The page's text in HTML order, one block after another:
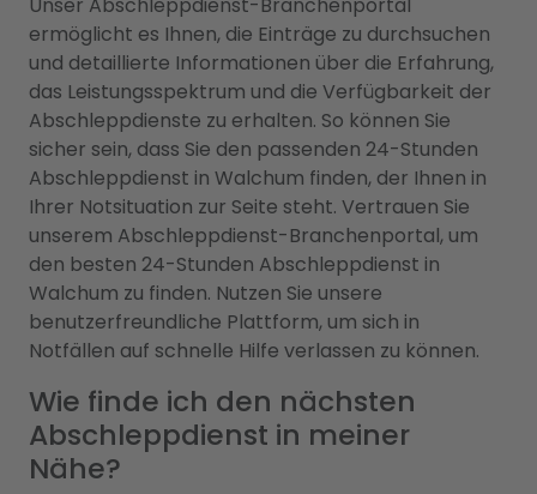
ermöglicht es Ihnen, die Einträge zu durchsuchen
und detaillierte Informationen über die Erfahrung,
das Leistungsspektrum und die Verfügbarkeit der
Abschleppdienste zu erhalten. So können Sie
sicher sein, dass Sie den passenden 24-Stunden
Abschleppdienst in Walchum finden, der Ihnen in
Ihrer Notsituation zur Seite steht. Vertrauen Sie
unserem Abschleppdienst-Branchenportal, um
den besten 24-Stunden Abschleppdienst in
Walchum zu finden. Nutzen Sie unsere
benutzerfreundliche Plattform, um sich in
Notfällen auf schnelle Hilfe verlassen zu können.
Wie finde ich den nächsten
Abschleppdienst in meiner
Nähe?